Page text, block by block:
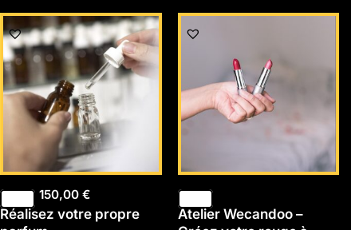
150,00€
Réalisez votre propre
Atelier Wecandoo –